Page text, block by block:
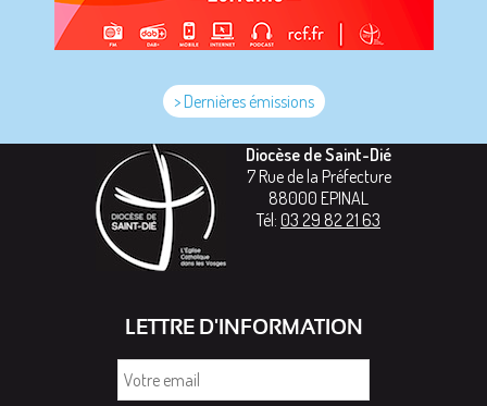
> Dernières émissions
Diocèse de Saint-Dié
7 Rue de la Préfecture
88000 EPINAL
Tél: 03 29 82 21 63
LETTRE D'INFORMATION